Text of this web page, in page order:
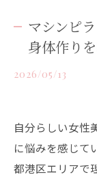
マシンピ
身体作り
2026/05/13
自分らしい女性
に悩みを感じて
都港区エリアで